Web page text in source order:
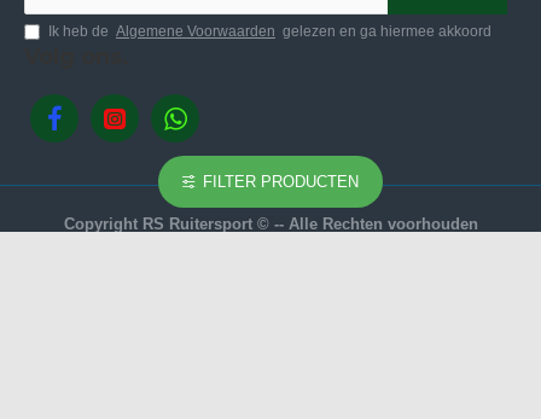
Ik heb de Algemene Voorwaarden gelezen en ga hiermee akkoord
Copyright RS Ruitersport © -- Alle Rechten voorhouden
FILTER PRODUCTEN